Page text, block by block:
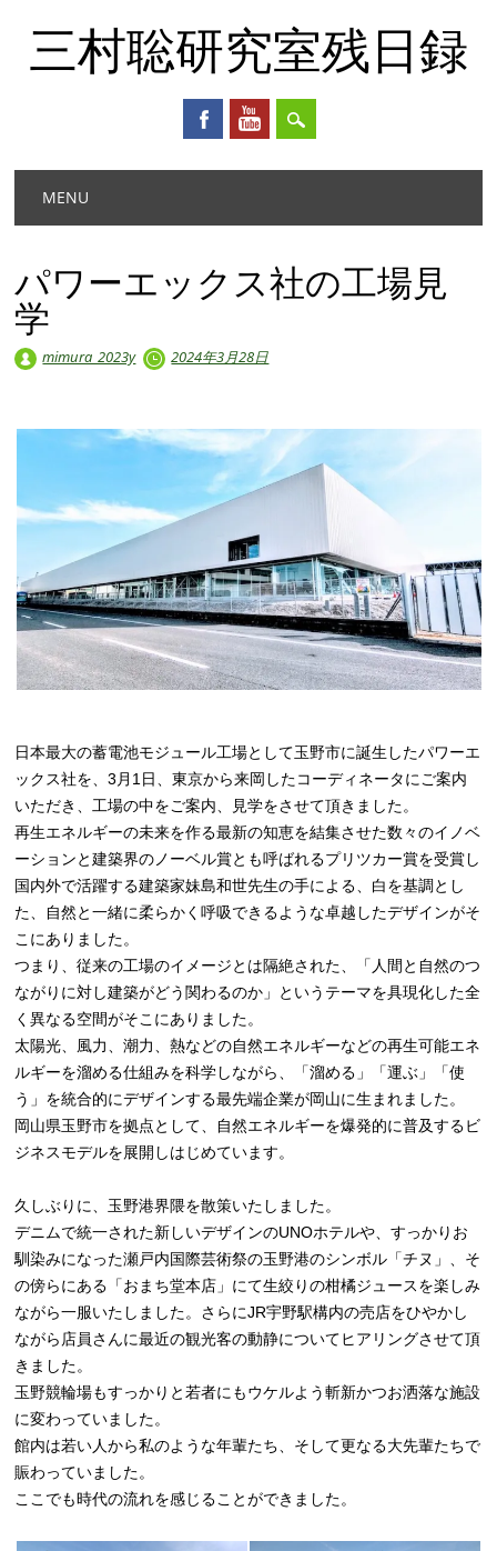
三村聡研究室残日録
Main menu
MENU
パワーエックス社の工場見
学
mimura_2023y 2024年3月28日
日本最大の蓄電池モジュール工場として玉野市に誕生したパワーエ
ックス社を、3月1日、東京から来岡したコーディネータにご案内
いただき、工場の中をご案内、見学をさせて頂きました。
再生エネルギーの未来を作る最新の知恵を結集させた数々のイノベ
ーションと建築界のノーベル賞とも呼ばれるプリツカー賞を受賞し
国内外で活躍する建築家妹島和世先生の手による、白を基調とし
た、自然と一緒に柔らかく呼吸できるような卓越したデザインがそ
こにありました。
つまり、従来の工場のイメージとは隔絶された、「人間と自然のつ
ながりに対し建築がどう関わるのか」というテーマを具現化した全
く異なる空間がそこにありました。
太陽光、風力、潮力、熱などの自然エネルギーなどの再生可能エネ
ルギーを溜める仕組みを科学しながら、「溜める」「運ぶ」「使
う」を統合的にデザインする最先端企業が岡山に生まれました。
岡山県玉野市を拠点として、自然エネルギーを爆発的に普及するビ
ジネスモデルを展開しはじめています。
久しぶりに、玉野港界隈を散策いたしました。
デニムで統一された新しいデザインのUNOホテルや、すっかりお
馴染みになった瀬戸内国際芸術祭の玉野港のシンボル「チヌ」、そ
の傍らにある「おまち堂本店」にて生絞りの柑橘ジュースを楽しみ
ながら一服いたしました。さらにJR宇野駅構内の売店をひやかし
ながら店員さんに最近の観光客の動静についてヒアリングさせて頂
きました。
玉野競輪場もすっかりと若者にもウケルよう斬新かつお洒落な施設
に変わっていました。
館内は若い人から私のような年輩たち、そして更なる大先輩たちで
賑わっていました。
ここでも時代の流れを感じることができました。